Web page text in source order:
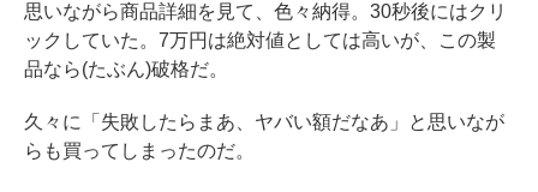
思いながら商品詳細を見て、色々納得。30秒後にはクリ
ックしていた。7万円は絶対値としては高いが、この製
品なら(たぶん)破格だ。
久々に「失敗したらまあ、ヤバい額だなあ」と思いなが
らも買ってしまったのだ。